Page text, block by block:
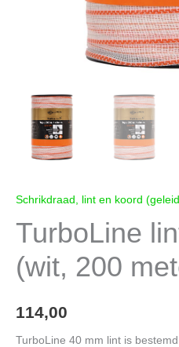
Schrikdraad, lint en koord
TurboLine
(wit, 200
114,00
TurboLine 40 mm lint is